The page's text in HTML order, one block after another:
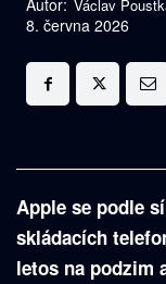
Autor: Václav
8. června 2026
Apple se podle
skládacích
letos na podzim